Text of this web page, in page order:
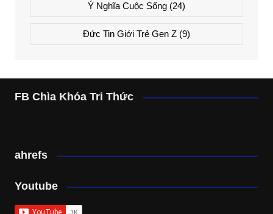
Ý Nghĩa Cuộc Sống(24)
Đức Tin Giới Trẻ Gen Z(9)
FB Chìa Khóa Tri Thức
ahrefs
Youtube